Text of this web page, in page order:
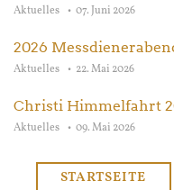
Aktuelles 07. Juni 2026
2026
Aktuelles 22. Mai 2026
Christi Himmelfahrt
Aktuelles 09. Mai 2026
STARTSEITE